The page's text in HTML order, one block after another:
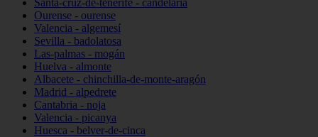
Santa-cruz-de-tenerife - candelaria
Ourense - ourense
Valencia - algemesí
Sevilla - badolatosa
Las-palmas - mogán
Huelva - almonte
Albacete - chinchilla-de-monte-aragón
Madrid - alpedrete
Cantabria - noja
Valencia - picanya
Huesca - belver-de-cinca